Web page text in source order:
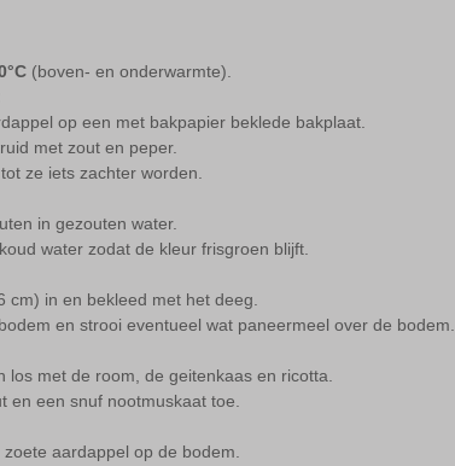
(boven- en onderwarmte).
op een met bakpapier beklede bakplaat.
met zout en peper.
ze iets zachter worden.
in gezouten water.
water zodat de kleur frisgroen blijft.
cm) in en bekleed met het deeg.
en strooi eventueel wat paneermeel over de bodem.
los met de room, de geitenkaas en ricotta.
en een snuf nootmuskaat toe.
aardappel op de bodem.